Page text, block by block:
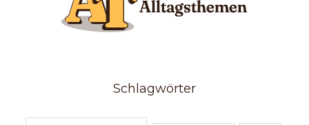
Schlagwörter